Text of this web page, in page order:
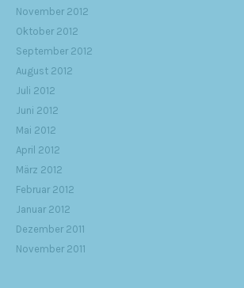
November 2012
Oktober 2012
September 2012
August 2012
Juli 2012
Juni 2012
Mai 2012
April 2012
März 2012
Februar 2012
Januar 2012
Dezember 2011
November 2011